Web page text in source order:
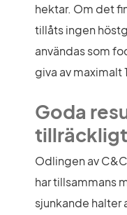
hektar. Om det
tillåts ingen
användas som
giva av maximalt
Goda
tillräckligt
Odlingen av
har tillsammans
sjunkande